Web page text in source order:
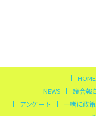
HOME
NEWS
議会報
アンケート
一緒に政